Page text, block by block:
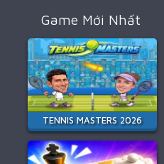
Game Mới Nhất
TENNIS MASTERS 2026